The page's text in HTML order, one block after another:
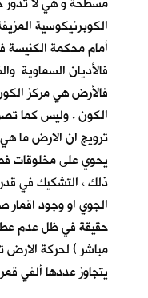
الكوبرنيكوسية
أمام محكمة الكنيسة
فالأديان السماوية
فالأرض هي مركز
الكون . وليس كما
ترويج ان الارض ما
يحوي على مخلوقات
ذلك ، التشكيك في
الجوي او وجود اقمار
حقيقة في ظل عدم
مباشر ) لحركة الارض
يتجاوز عددها ألفي